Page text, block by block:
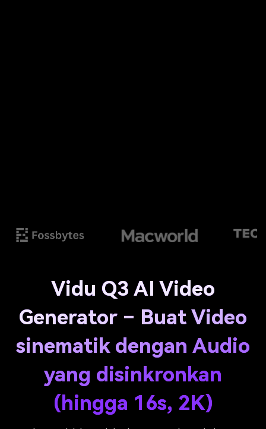
Vidu Q3 AI Video
Generator – Buat Video
sinematik dengan Audio
yang disinkronkan
(hingga 16s, 2K)